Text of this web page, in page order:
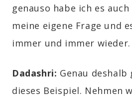
genauso habe ich es
meine eigene Frage und
immer und immer wieder.
Dadashri: Genau
dieses Beispiel. Nehmen